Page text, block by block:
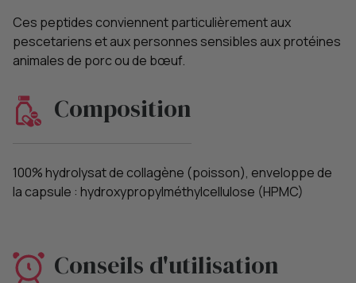
Ces peptides conviennent particulièrement aux
pescetariens et aux personnes sensibles aux protéines
animales de porc ou de bœuf.
Composition
100% hydrolysat de collagène (poisson), enveloppe de
la capsule : hydroxypropylméthylcellulose (HPMC)
Conseils d'utilisation